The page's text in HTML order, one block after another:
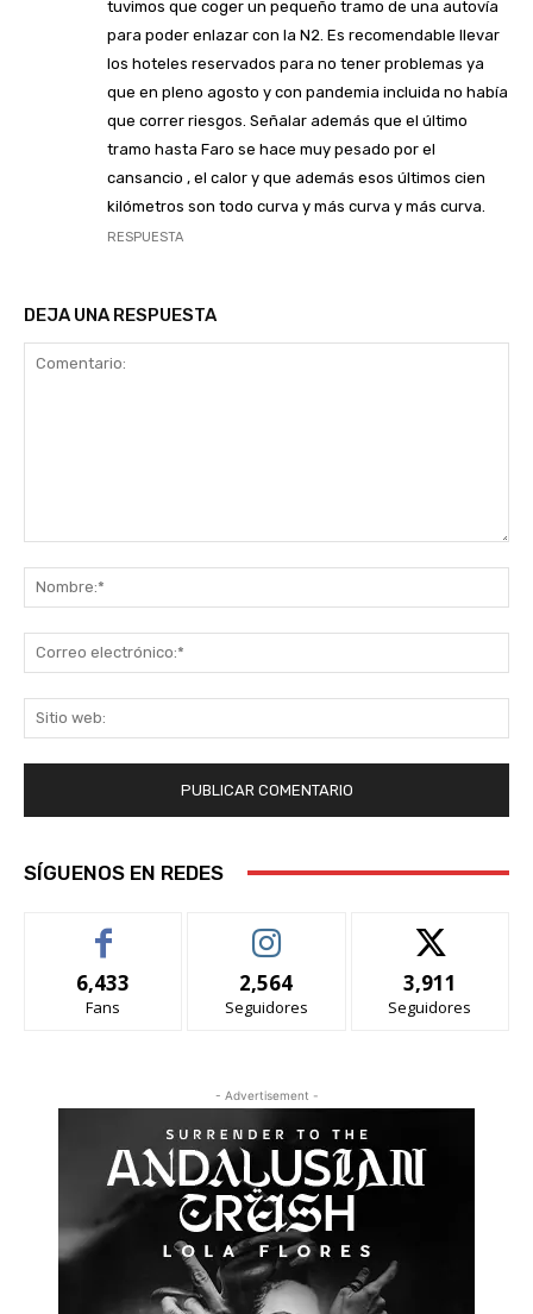
tuvimos que coger un pequeño tramo de una autovía
para poder enlazar con la N2. Es recomendable llevar
los hoteles reservados para no tener problemas ya
que en pleno agosto y con pandemia incluida no había
que correr riesgos. Señalar además que el último
tramo hasta Faro se hace muy pesado por el
cansancio , el calor y que además esos últimos cien
kilómetros son todo curva y más curva y más curva.
RESPUESTA
DEJA UNA RESPUESTA
SÍGUENOS EN REDES
6,433
Fans
2,564
Seguidores
3,911
Seguidores
- Advertisement -